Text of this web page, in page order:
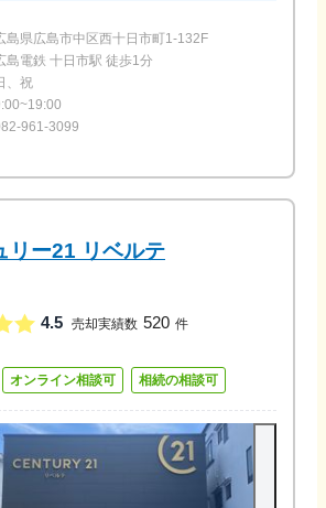
島県広島市中区西十日市町1-132F
島電鉄 十日市駅 徒歩1分
、祝
961-3099
リー21 リベルテ
4.5 売却実績数 520 件
オンライン相談可 相続の相談可